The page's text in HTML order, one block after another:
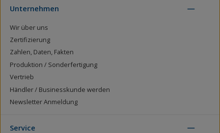
Unternehmen
Wir über uns
Zertifizierung
Zahlen, Daten, Fakten
Produktion / Sonderfertigung
Vertrieb
Händler / Businesskunde werden
Newsletter Anmeldung
Service